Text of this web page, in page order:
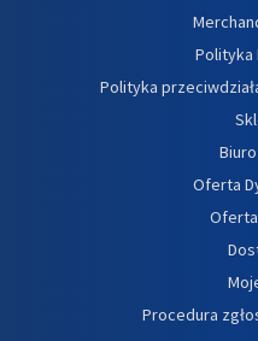
Polityka
Polityka
Oferta
Procedura